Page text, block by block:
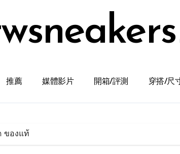
推薦 媒體影片 開箱/評測 穿搭/尺
ของแท้